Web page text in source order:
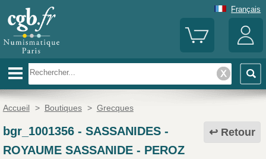
Français
Accueil > Boutiques > Grecques
Retour
bgr_1001356- SASSANIDES -
ROYAUME SASSANIDE - PEROZ